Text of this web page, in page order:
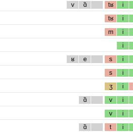
v ɑ̃ tʁ i
tʁ i
m i
i
ʁ e s i
s i
ʒ i
ɑ̃ v i
v i
ɑ̃ t i